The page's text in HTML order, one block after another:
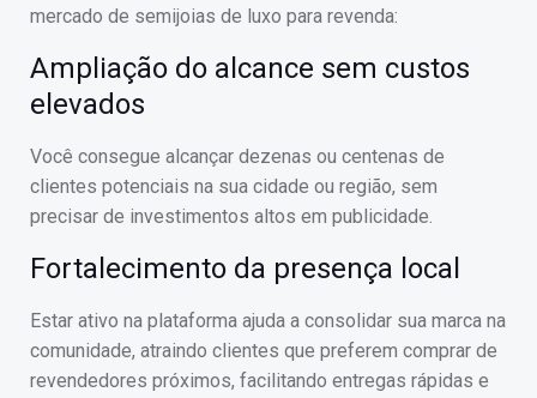
mercado de semijoias de luxo para revenda:
Ampliação do alcance sem custos
elevados
Você consegue alcançar dezenas ou centenas de
clientes potenciais na sua cidade ou região, sem
precisar de investimentos altos em publicidade.
Fortalecimento da presença local
Estar ativo na plataforma ajuda a consolidar sua marca na
comunidade, atraindo clientes que preferem comprar de
revendedores próximos, facilitando entregas rápidas e